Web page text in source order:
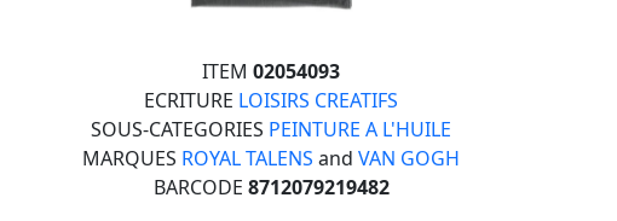
ITEM 02054093
ECRITURE LOISIRS CREATIFS
SOUS-CATEGORIES PEINTURE A L'HUILE
MARQUES ROYAL TALENS and VAN GOGH
BARCODE 8712079219482